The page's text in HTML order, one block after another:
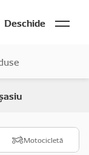
Deschide
Motocicletă